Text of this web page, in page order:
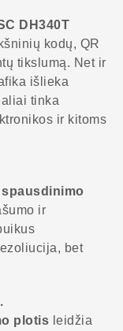
DH340T
kodų, QR
tikslumą. Net ir
išlieka
tinka
ir kitoms
ir
bet
plotis leidžia